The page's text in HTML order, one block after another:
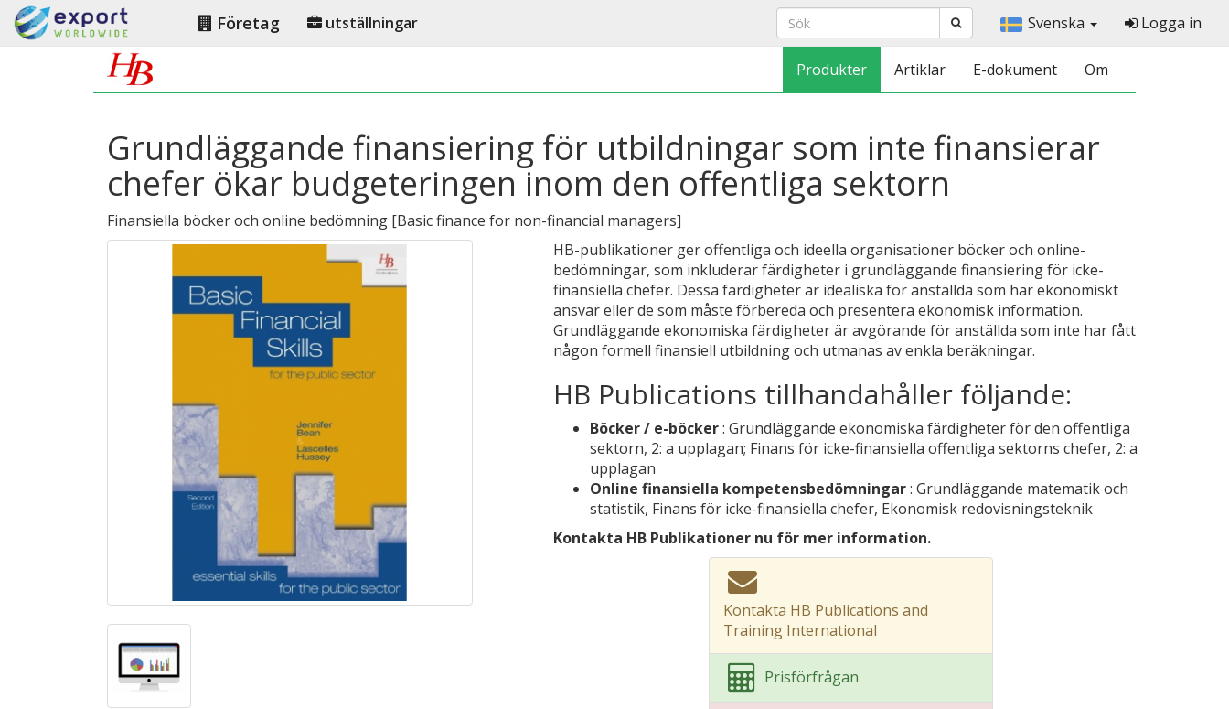
Företag utställningar Svenska Logga in
Produkter Artiklar E-dokument Om
Grundläggande finansiering för utbildningar som inte finansierar
chefer ökar budgeteringen inom den offentliga sektorn
Finansiella böcker och online bedömning [Basic finance for non-financial managers]
HB-publikationer ger offentliga och ideella organisationer böcker och online-
bedömningar, som inkluderar färdigheter i grundläggande finansiering för icke-
finansiella chefer. Dessa färdigheter är idealiska för anställda som har ekonomiskt
ansvar eller de som måste förbereda och presentera ekonomisk information.
Grundläggande ekonomiska färdigheter är avgörande för anställda som inte har fått
någon formell finansiell utbildning och utmanas av enkla beräkningar.
HB Publications tillhandahåller följande:
Böcker / e-böcker: Grundläggande ekonomiska färdigheter för den offentliga
sektorn, 2: a upplagan; Finans för icke-finansiella offentliga sektorns chefer, 2: a
upplagan
Online finansiella kompetensbedömningar: Grundläggande matematik och
statistik, Finans för icke-finansiella chefer, Ekonomisk redovisningsteknik
Kontakta HB Publikationer nu för mer information.
Kontakta HB Publications and
Training International
Prisförfrågan